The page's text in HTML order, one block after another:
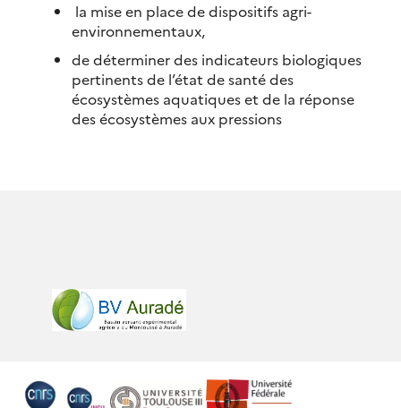
la mise en place de dispositifs agri-
environnementaux,
de déterminer des indicateurs biologiques
pertinents de l’état de santé des
écosystèmes aquatiques et de la réponse
des écosystèmes aux pressions